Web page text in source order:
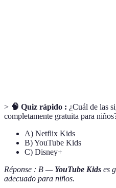
> 🧠 Quiz rápido : ¿Cuál de las
completamente gratuita para
A) Netflix Kids
B) YouTube Kids
C) Disney+
Réponse : B — YouTube Kids es
adecuado para niños.